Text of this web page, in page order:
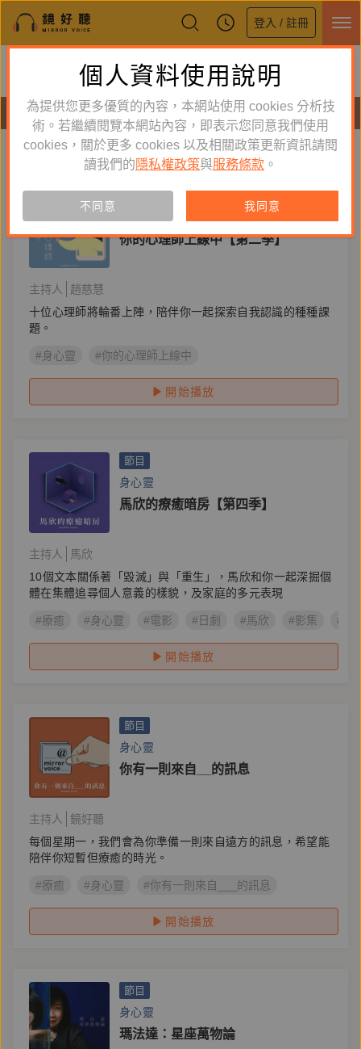
登入 / 註冊
鏡好聽全新APP上線
體驗全面升級，即刻下載
節目
身心靈 新到舊 舊到新
你的心理師上線中【第二季】
主持人
趙慈慧
十位心理師將輪番上陣，陪伴你一起探索自我認識的種種課
題。
#身心靈 #你的心理師上線中
開始播放
節目
身心靈
馬欣的療癒暗房【第四季】
主持人
馬欣
10個文本關係著「毀滅」與「重生」，馬欣和你一起深掘個
體在集體追尋個人意義的樣貌，及家庭的多元表現
#療癒 #身心靈 #電影 #日劇 #馬欣 #影集 #韓
開始播放
節目
身心靈
你有一則來自__的訊息
主持人
鏡好聽
每個星期一，我們會為你準備一則來自遠方的訊息，希望能
陪伴你短暫但療癒的時光。
#療癒 #身心靈 #你有一則來自___的訊息
開始播放
節目
身心靈
瑪法達：星座萬物論
個人資料使用說明
為提供您更多優質的內容，本網站使用 cookies 分析技
術。若繼續閱覽本網站內容，即表示您同意我們使用
cookies，關於更多 cookies 以及相關政策更新資訊請閱
讀我們的 隱私權政策與服務條款 。
不同意 我同意